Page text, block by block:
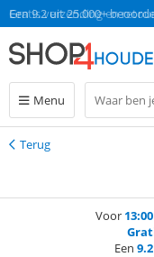
Gratis verzending en
Een 9.2 uit 25.000+
Menu
Terug
Terug
Voor 13:00
Een 9.2